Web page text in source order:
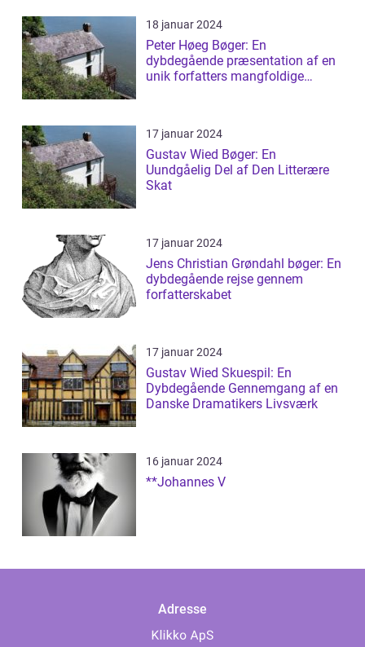
18 januar 2024
Peter Høeg Bøger: En
dybdegående præsentation af en
unik forfatters mangfoldige
17 januar 2024
Gustav Wied Bøger: En
Uundgåelig Del af Den Litterære
Skat
17 januar 2024
Jens Christian Grøndahl bøger: En
dybdegående rejse gennem
forfatterskabet
17 januar 2024
Gustav Wied Skuespil: En
Dybdegående Gennemgang af en
Danske Dramatikers Livsværk
16 januar 2024
**Johannes V
Adresse